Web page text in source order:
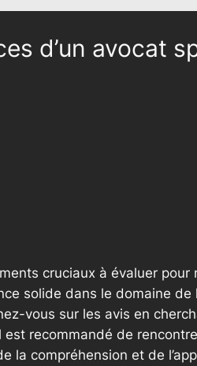
d’un avocat
cruciaux à évaluer pour
solide dans le domaine
vous sur les avis en
recommandé de
compréhension et de